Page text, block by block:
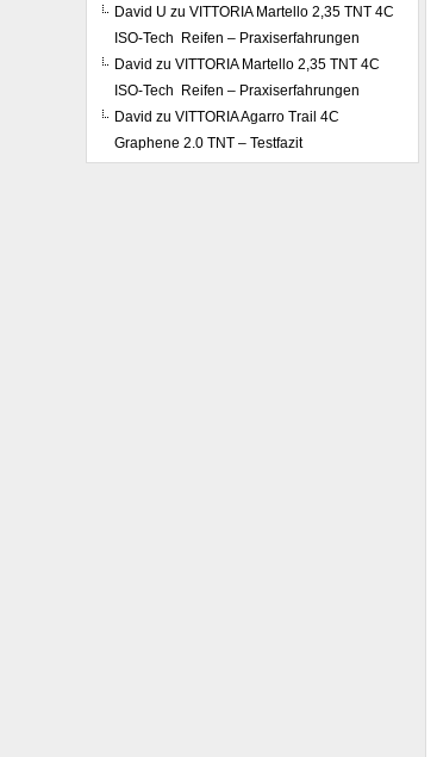
David U zu VITTORIA Martello 2,35 TNT 4C
ISO-Tech Reifen – Praxiserfahrungen
David zu VITTORIA Martello 2,35 TNT 4C
ISO-Tech Reifen – Praxiserfahrungen
David zu VITTORIA Agarro Trail 4C
Graphene 2.0 TNT – Testfazit